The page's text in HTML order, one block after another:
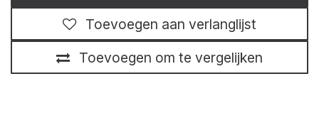
Toevoegen om te vergelijken
Toevoegen aan verlanglijst